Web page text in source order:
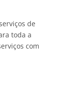
de
toda a
com